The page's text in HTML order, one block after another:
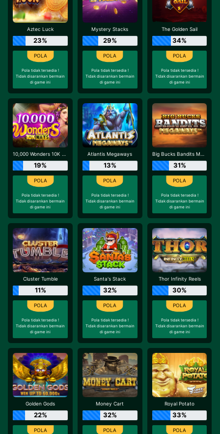
Aztec Luck
23%
Pola tidak tersedia !
Tidak disarankan bermain
di game ini
Mystery Stacks
29%
Pola tidak tersedia !
Tidak disarankan bermain
di game ini
The Golden Sail
34%
Pola tidak tersedia !
Tidak disarankan bermain
di game ini
10,000 Wonders 10K Ways
19%
Pola tidak tersedia !
Tidak disarankan bermain
di game ini
Atlantis Megaways
13%
Pola tidak tersedia !
Tidak disarankan bermain
di game ini
Big Bucks Bandits Megaways
31%
Pola tidak tersedia !
Tidak disarankan bermain
di game ini
Cluster Tumble
11%
Pola tidak tersedia !
Tidak disarankan bermain
di game ini
Santa's Stack
32%
Pola tidak tersedia !
Tidak disarankan bermain
di game ini
Thor Infinity Reels
30%
Pola tidak tersedia !
Tidak disarankan bermain
di game ini
Golden Gods
22%
Money Cart
32%
Royal Potato
33%